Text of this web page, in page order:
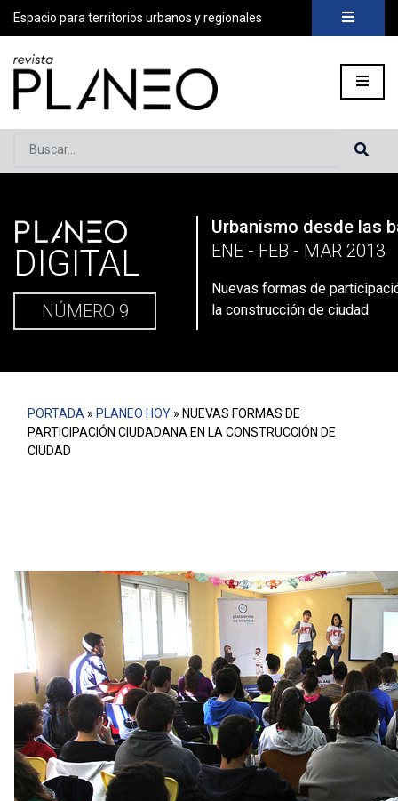
Espacio para territorios urbanos y regionales
Buscar...
Portada» Planeo Hoy Nuevas formas de participación
PLANEO
DIGITAL
NÚMERO 9
Urbanismo desde las
ENE - FEB - MAR 2013
Nuevas formas de
la construcción de ciudad
PORTADA » PLANEO HOY » NUEVAS FORMAS DE
PARTICIPACIÓN CIUDADANA EN LA CONSTRUCCIÓN DE
CIUDAD